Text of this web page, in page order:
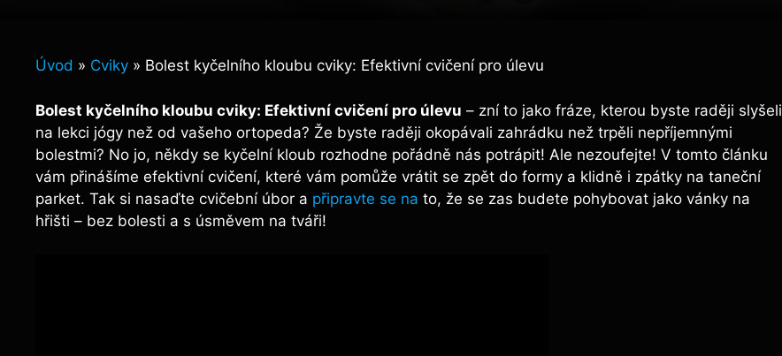
Úvod » Cviky » Bolest kyčelního kloubu cviky: Efektivní cvičení pro úlevu
Bolest kyčelního kloubu‌ cviky: Efektivní cvičení pro úlevu ⁢– zní⁤ to jako fráze, kterou byste⁢ raději slyšeli
na lekci jógy než od⁣ vašeho ortopeda? Že byste⁢ raději okopávali zahrádku než trpěli nepříjemnými
bolestmi? No​ jo, někdy se kyčelní kloub rozhodne⁢ pořádně nás ‍potrápit! Ale nezoufejte! V tomto článku
vám přinášíme efektivní cvičení, které vám ‌pomůže‌ vrátit se zpět⁣ do formy a klidně ‌i ​zpátky⁢ na‌ taneční
parket. Tak si nasaďte cvičební úbor a připravte⁢ se ⁤na to, že se ⁢zas ⁤budete pohybovat‌ jako vánky na
hřišti ‌–⁣ bez bolesti ‍a s úsměvem ⁤na tváři!